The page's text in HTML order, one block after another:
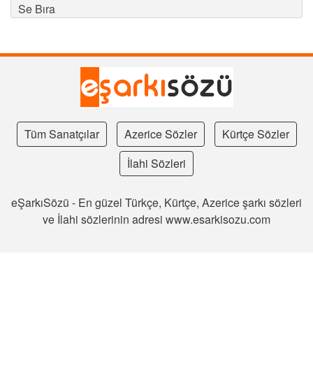
Se Bıra
Tüm Sanatçılar Azerice Sözler
Kürtçe Sözler
İlahi Sözleri
eŞarkıSözü - En güzel Türkçe, Kürtçe, Azerice şarkı sözleri
ve İlahi sözlerinin adresi www.esarkisozu.com